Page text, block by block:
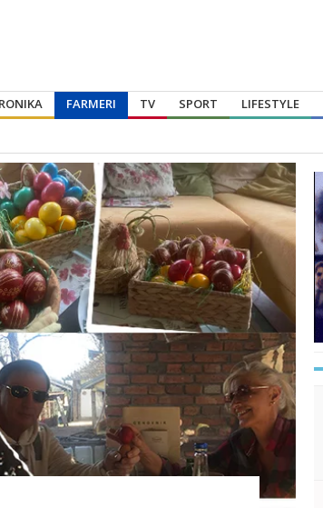
FARMERI TV SPORT LIFESTYLE